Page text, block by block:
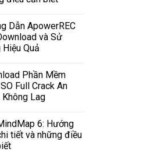
Dẫn ApowerREC
và Sử
Hiệu Quả
Phần Mềm
Full Crack An
Không Lag
6: Hướng
tiết và những điều